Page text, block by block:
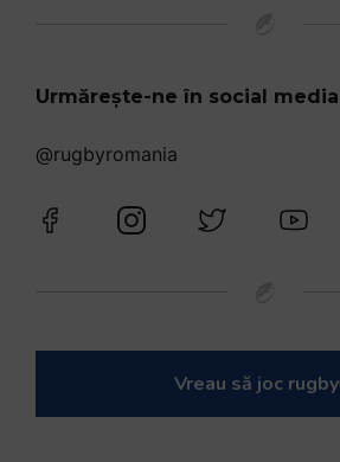
Urmărește-ne în social media
@rugbyromania
Vreau să joc rugby